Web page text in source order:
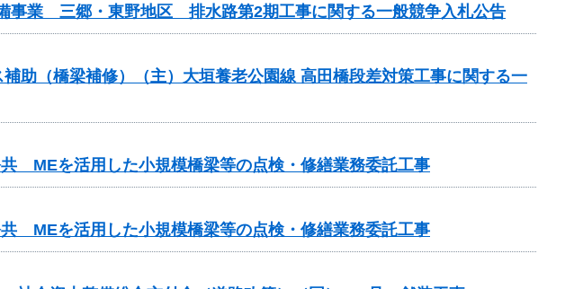
事業 三郷・東野地区 排水路第2期工事に関する一般競争入札公告
助（橋梁補修）（主）大垣養老公園線 高田橋段差対策工事に関する一
共 MEを活用した小規模橋梁等の点検・修繕業務委託工事
共 MEを活用した小規模橋梁等の点検・修繕業務委託工事